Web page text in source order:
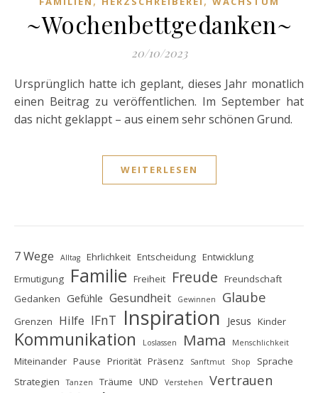
~Wochenbettgedanken~
20/10/2023
Ursprünglich hatte ich geplant, dieses Jahr monatlich
einen Beitrag zu veröffentlichen. Im September hat
das nicht geklappt – aus einem sehr schönen Grund.
WEITERLESEN
7 Wege Alltag Ehrlichkeit Entscheidung Entwicklung
Ermutigung
Familie Freiheit Freude Freundschaft
Gedanken Gefühle Gesundheit Gewinnen Glaube
Grenzen Hilfe IFnT Inspiration Jesus Kinder
Kommunikation Loslassen Mama Menschlichkeit
Miteinander Pause Priorität Präsenz Sanftmut Shop
Sprache
Strategien
Tanzen Träume UND Verstehen Vertrauen